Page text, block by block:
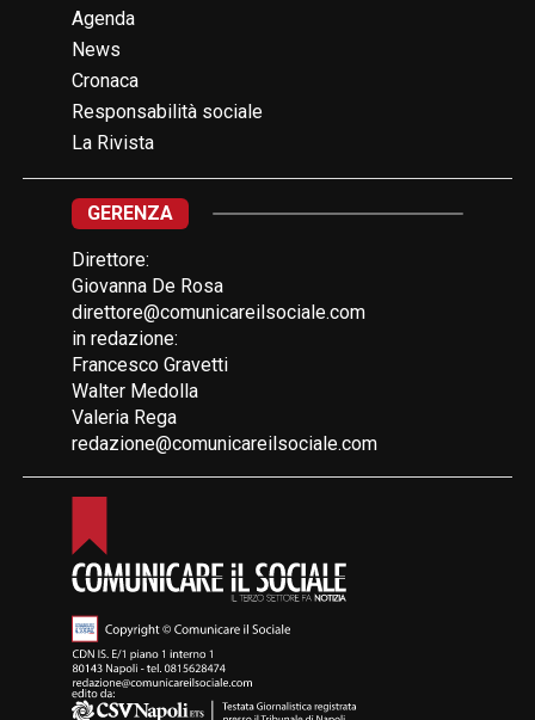
Agenda
News
Cronaca
Responsabilità sociale
La Rivista
GERENZA
Direttore:
Giovanna De Rosa
direttore@comunicareilsociale.com
in redazione:
Francesco Gravetti
Walter Medolla
Valeria Rega
redazione@comunicareilsociale.com